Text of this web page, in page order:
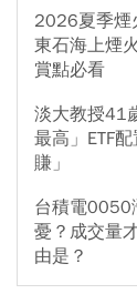
2026夏季煙
東石海上煙
賞點必看
淡大教授41
最高」ETF
賺」
台積電0050
憂？成交量
由是？